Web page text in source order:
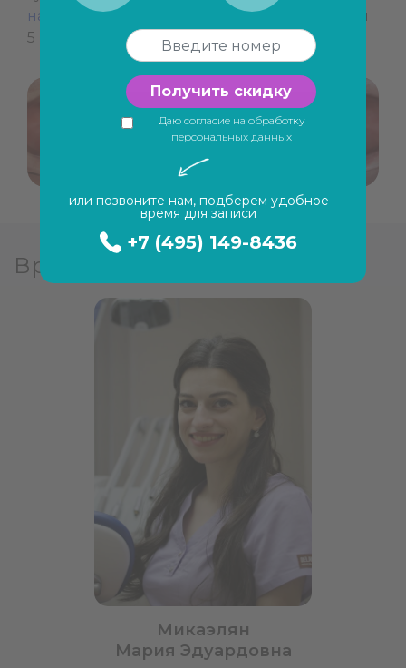
на элайнерах
, срок лечения составил 1 год и
5 месяцев.
Врачи
Микаэлян
Мария Эдуардовна
Получить скидку
Даю согласие на обработку
персональных данных
или позвоните нам, подберем удобное
время для записи
+7 (495) 149-8436